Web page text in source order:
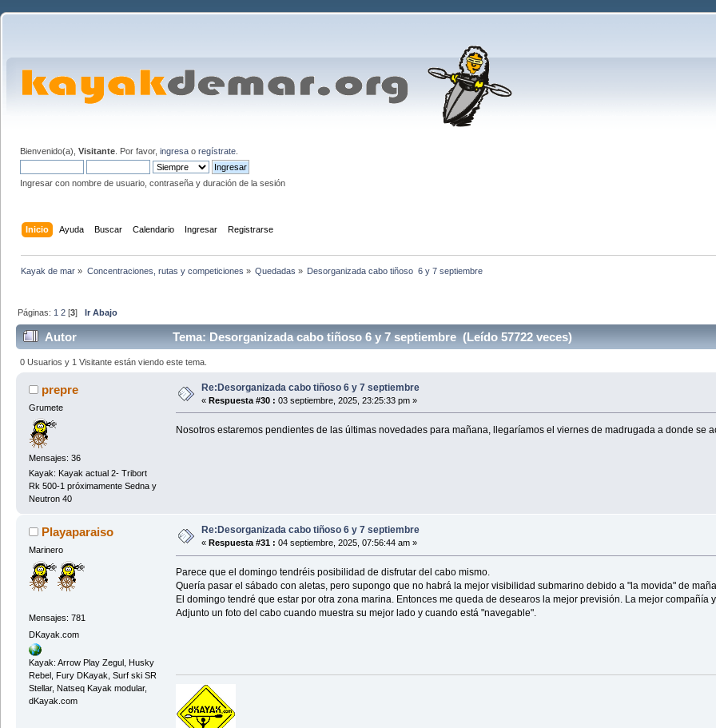
Bienvenido(a), Visitante . Por favor, ingresa o regístrate
Ingresar con nombre de usuario, contraseña y duración de la sesión
Inicio Ayuda Buscar Calendario Ingresar Registrarse
Kayak de mar » Concentraciones, rutas y competiciones » Quedadas » Desorganizada cabo tiñoso  6 y 7 septiembre
Páginas: 1 2 [3]Ir Abajo
Autor Tema: Desorganizada cabo tiñoso 6 y 7 septiembre (Leído 57722 veces)
0 Usuarios y 1 Visitante están viendo este tema.
prepre
Grumete
Mensajes: 36
Kayak: Kayak actual 2- Tribort
Rk 500-1 próximamente Sedna y
Neutron 40
Re:Desorganizada cabo tiñoso 6 y 7 septiembre
« Respuesta #30 : 03 septiembre, 2025, 23:25:33 pm »
Nosotros estaremos pendientes de las últimas novedades para mañana, llegaríamos el viernes de madrugada a donde se
Playaparaiso
Marinero
Mensajes: 781
DKayak.com
Kayak: Arrow Play Zegul, Husky
Rebel, Fury DKayak, Surf ski SR
Stellar, Natseq Kayak modular,
dKayak.com
Re:Desorganizada cabo tiñoso 6 y 7 septiembre
« Respuesta #31 : 04 septiembre, 2025, 07:56:44 am »
Parece que el domingo tendréis posibilidad de disfrutar del cabo mismo.
Quería pasar el sábado con aletas, pero supongo que no habrá la mejor visibilidad submarino debido a "la movida" de
El domingo tendré que estar por otra zona marina. Entonces me queda de desearos la mejor previsión. La mejor compañía
Adjunto un foto del cabo cuando muestra su mejor lado y cuando está "navegable".